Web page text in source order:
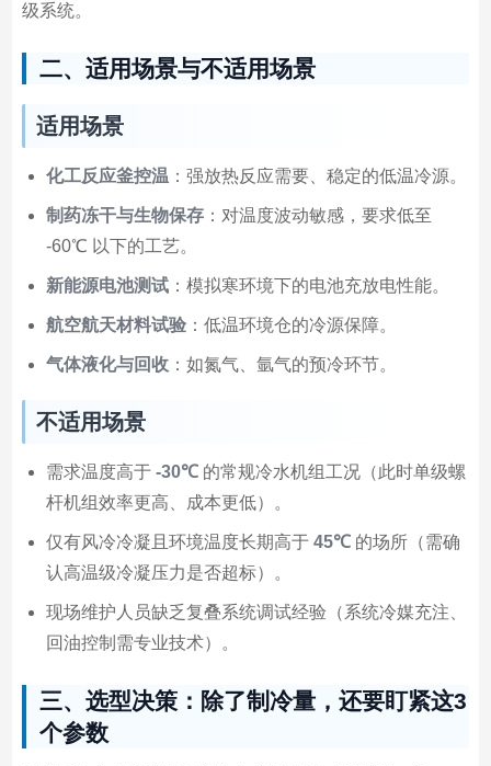
级系统。
二、适用场景与不适用场景
适用场景
化工反应釜控温 ：强放热反应需要、稳定的低温冷源。
制药冻干与生物保存：对温度波动敏感，要求低至
-60℃ 以下的工艺。
新能源电池测试：模拟寒环境下的电池充放电性能。
航空航天材料试验：低温环境仓的冷源保障。
气体液化与回收：如氮气、氩气的预冷环节。
不适用场景
需求温度高于 -30℃的常规冷水机组工况（此时单级螺
杆机组效率更高、成本更低）。
仅有风冷冷凝且环境温度长期高于 45℃的场所（需确
认高温级冷凝压力是否超标）。
现场维护人员缺乏复叠系统调试经验（系统冷媒充注、
回油控制需专业技术）。
三、选型决策：除了制冷量，还要盯紧这3
个参数